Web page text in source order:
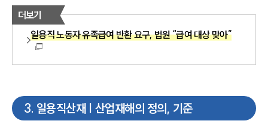
더보기
일용직 노동자 유족급여 반환 요구, 법원 “급여 대상 맞아”
3. 일용직산재 | 산업재해의 정의, 기준